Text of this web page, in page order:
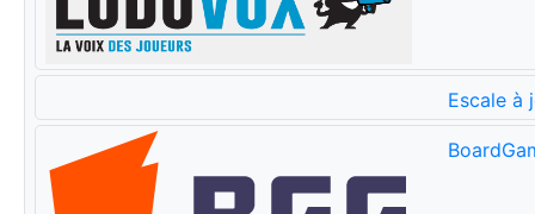
Escale à